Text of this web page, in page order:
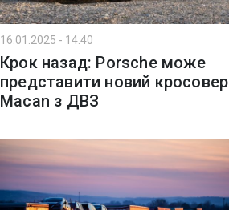
16.01.2025 - 14:40
Крок назад: Porsche може
представити новий кросовер
Macan з ДВЗ